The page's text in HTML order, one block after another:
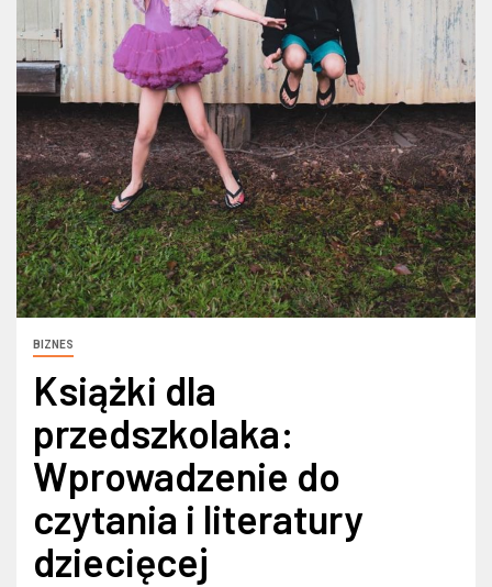
BIZNES
Książki dla
przedszkolaka:
Wprowadzenie do
czytania i literatury
dziecięcej